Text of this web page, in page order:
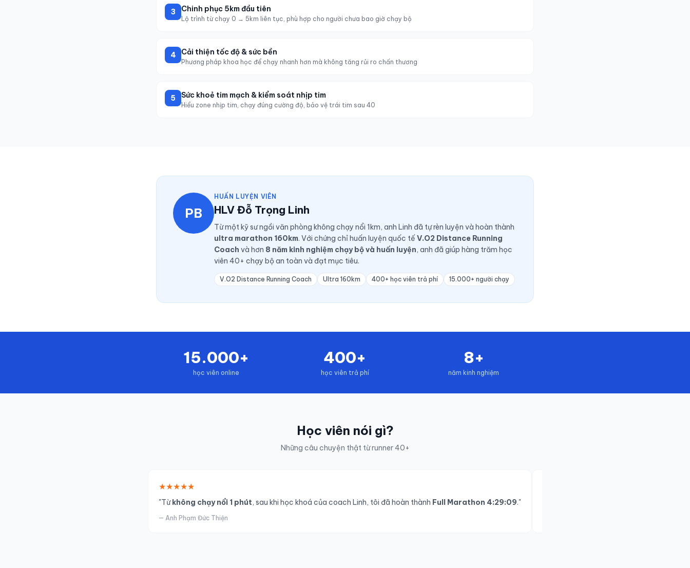
3 Chinh phục 5km đầu tiên
Lộ trình từ chạy 0 → 5km liên tục, phù hợp cho người chưa bao giờ chạy bộ
4 Cải thiện tốc độ & sức bền
Phương pháp khoa học để chạy nhanh hơn mà không tăng rủi ro chấn thương
5 Sức khoẻ tim mạch & kiểm soát nhịp tim
Hiểu zone nhịp tim, chạy đúng cường độ, bảo vệ trái tim sau 40
PB
HUẤN LUYỆN VIÊN
HLV Đỗ Trọng Linh
Từ một kỹ sư ngồi văn phòng không chạy nổi 1km, anh Linh đã tự rèn luyện và hoàn thành
ultra marathon 160km. Với chứng chỉ huấn luyện quốc tế V.O2 Distance Running
Coach và hơn 8 năm kinh nghiệm chạy bộ và huấn luyện, anh đã giúp hàng trăm học
viên 40+ chạy bộ an toàn và đạt mục tiêu.
V.O2 Distance Running Coach Ultra 160km 400+ học viên trả phí 15.000+ người chạy
15.000+
học viên online
400+
học viên trả phí
8+
năm kinh nghiệm
Học viên nói gì?
Những câu chuyện thật từ runner 40+
★★★★★
"Từkhông chạy nổi 1 phút, sau khi học khoá của coach Linh, tôi đã hoàn thành Full Marathon 4:29:09."
— Anh Phạm Đức Thiện